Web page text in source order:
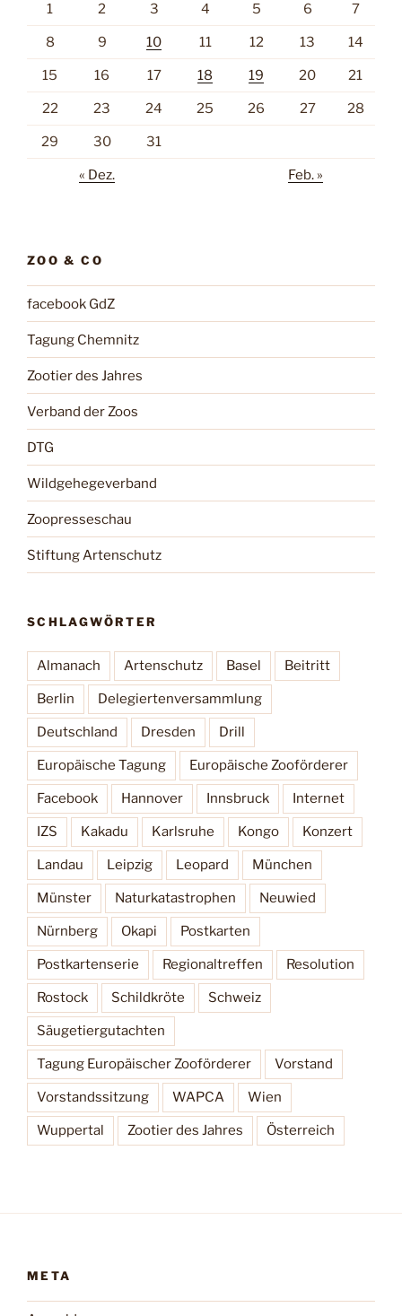
1 2 3 4 5 6 7
8 9 10 11 12 13 14
15 16 17 18 19 20 21
22 23 24 25 26 27 28
29 30 31
« Dez. Feb. »
ZOO & CO
facebook GdZ
Tagung Chemnitz
Zootier des Jahres
Verband der Zoos
DTG
Wildgehegeverband
Zoopresseschau
Stiftung Artenschutz
SCHLAGWÖRTER
Almanach Artenschutz Basel Beitritt
Berlin Delegiertenversammlung
Deutschland Dresden Drill
Europäische Tagung Europäische Zooförderer
Facebook Hannover Innsbruck Internet
IZS Kakadu Karlsruhe Kongo Konzert
Landau Leipzig Leopard München
Münster Naturkatastrophen Neuwied
Nürnberg Okapi Postkarten
Postkartenserie Regionaltreffen Resolution
Rostock Schildkröte Schweiz
Säugetiergutachten
Tagung Europäischer Zooförderer Vorstand
Vorstandssitzung WAPCA Wien
Wuppertal Zootier des Jahres Österreich
META